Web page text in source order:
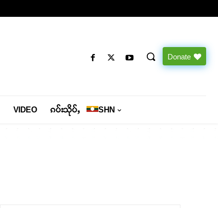
Donate
VIDEO ၵပ်းသိုပ်ႇ SHN